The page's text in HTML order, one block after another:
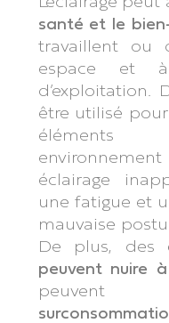
santé et le
travaillent ou
espace et
d’exploitation.
être utilisé
éléments
éclairage
une fatigue et
mauvaise
De plus, des
peuvent nuire à
peuvent